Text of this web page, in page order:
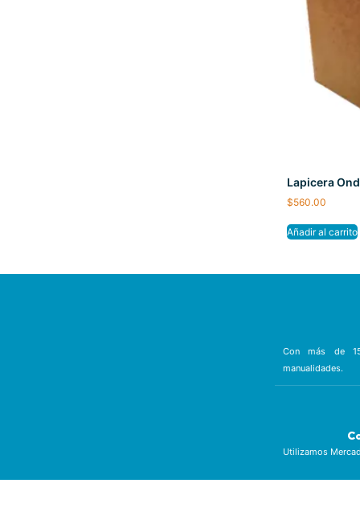
Lapicera
$560.00
Añadir al carrito
Con más de
manualidades.
Utilizamos